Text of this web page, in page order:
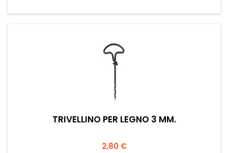
TRIVELLINO PER LEGNO 3 MM.
Prezzo
2,80 €